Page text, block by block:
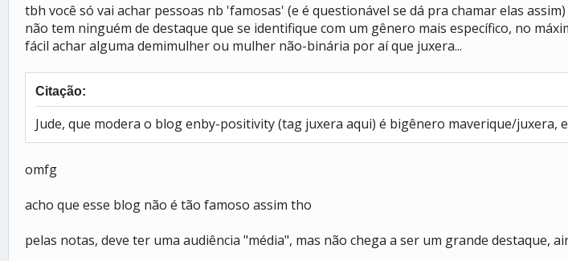
tbh você só vai achar pessoas nb 'famosas' (e é questionável se dá pra chamar elas
não tem ninguém de destaque que se identifique com um gênero mais específico, no
fácil achar alguma demimulher ou mulher não-binária por aí que juxera...
Citação:
Jude, que modera o blog enby-positivity (tag juxera aqui) é bigênero maverique/juxera,
omfg
acho que esse blog não é tão famoso assim tho
pelas notas, deve ter uma audiência "média", mas não chega a ser um grande destaque,